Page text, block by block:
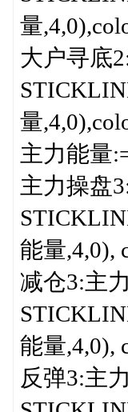
量
大户寻底
量
主力能量
主力操盘
能量,4,0),
减仓3:主
能量,4,0),
反弹3:主